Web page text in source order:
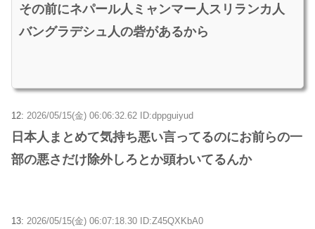
その前にネパール人ミャンマー人スリランカ人
バングラデシュ人の砦があるから
12: 2026/05/15(金) 06:06:32.62 ID:dppguiyud
日本人まとめて気持ち悪い言ってるのにお前らの一
部の悪さだけ除外しろとか頭わいてるんか
13: 2026/05/15(金) 06:07:18.30 ID:Z45QXKbA0